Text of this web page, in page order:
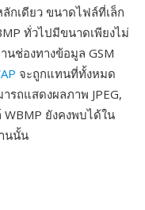
กเดียว ขนาดไฟล์ที่เล็ก
ทั่วไปมีขนาดเพียงไม่
นช่องทางข้อมูล GSM
จะถูกแทนที่ทั้งหมด
รถแสดงผลภาพ JPEG,
ยังคงพบได้ใน
นนั้น